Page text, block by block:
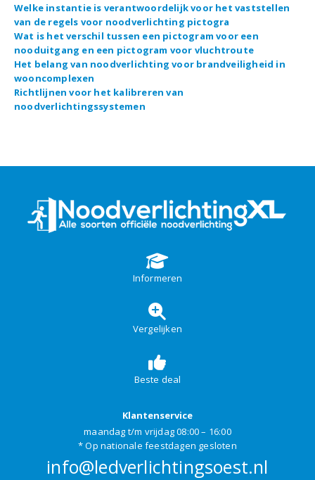
Welke instantie is verantwoordelijk voor het vaststellen
van de regels voor noodverlichting pictogra
Wat is het verschil tussen een pictogram voor een
nooduitgang en een pictogram voor vluchtroute
Het belang van noodverlichting voor brandveiligheid in
wooncomplexen
Richtlijnen voor het kalibreren van
noodverlichtingssystemen
Informeren
Vergelijken
Beste deal
Klantenservice
maandag t/m vrijdag 08:00 – 16:00
* Op nationale feestdagen gesloten
info@ledverlichtingsoest.nl